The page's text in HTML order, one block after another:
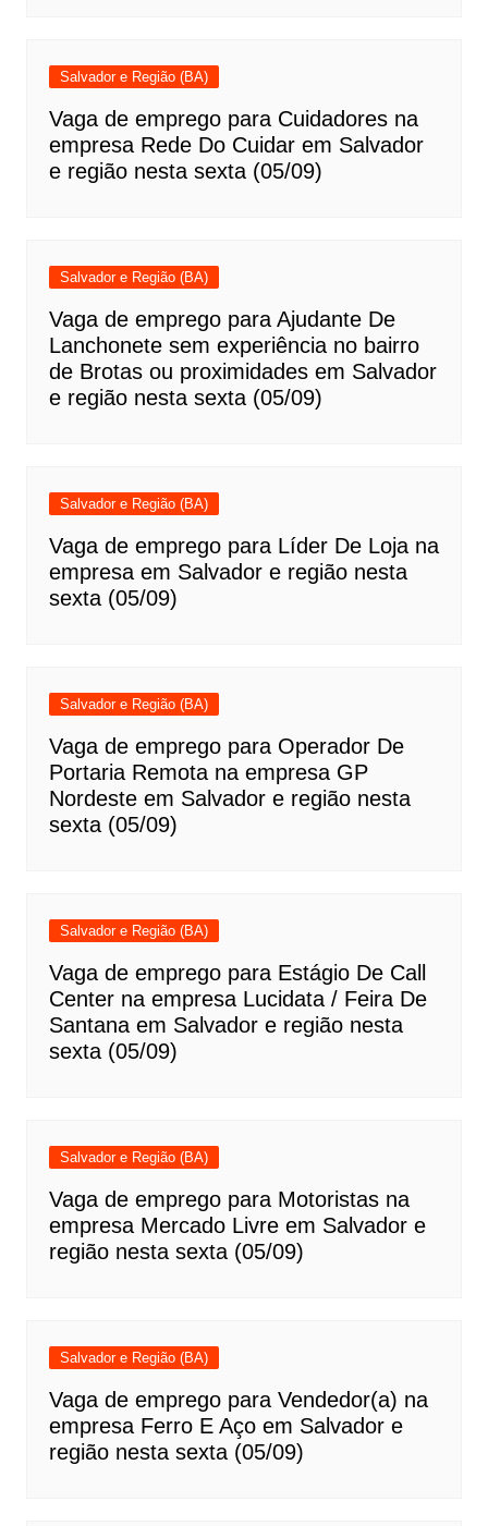
Salvador e Região (BA)
Vaga de emprego para Cuidadores na
empresa Rede Do Cuidar em Salvador
e região nesta sexta (05/09)
Salvador e Região (BA)
Vaga de emprego para Ajudante De
Lanchonete sem experiência no bairro
de Brotas ou proximidades em Salvador
e região nesta sexta (05/09)
Salvador e Região (BA)
Vaga de emprego para Líder De Loja na
empresa em Salvador e região nesta
sexta (05/09)
Salvador e Região (BA)
Vaga de emprego para Operador De
Portaria Remota na empresa GP
Nordeste em Salvador e região nesta
sexta (05/09)
Salvador e Região (BA)
Vaga de emprego para Estágio De Call
Center na empresa Lucidata / Feira De
Santana em Salvador e região nesta
sexta (05/09)
Salvador e Região (BA)
Vaga de emprego para Motoristas na
empresa Mercado Livre em Salvador e
região nesta sexta (05/09)
Salvador e Região (BA)
Vaga de emprego para Vendedor(a) na
empresa Ferro E Aço em Salvador e
região nesta sexta (05/09)